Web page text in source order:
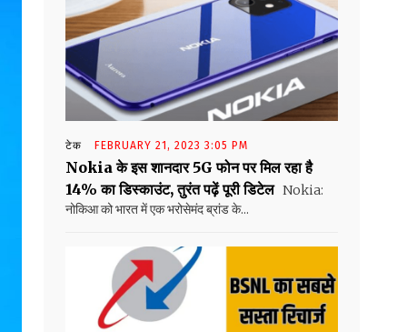
टेक FEBRUARY 21, 2023 3:05 PM
Nokia के इस शानदार 5G फोन पर मिल रहा है
14% का डिस्काउंट, तुरंत पढ़ें पूरी डिटेल Nokia:
नोकिआ को भारत में एक भरोसेमंद ब्रांड के...